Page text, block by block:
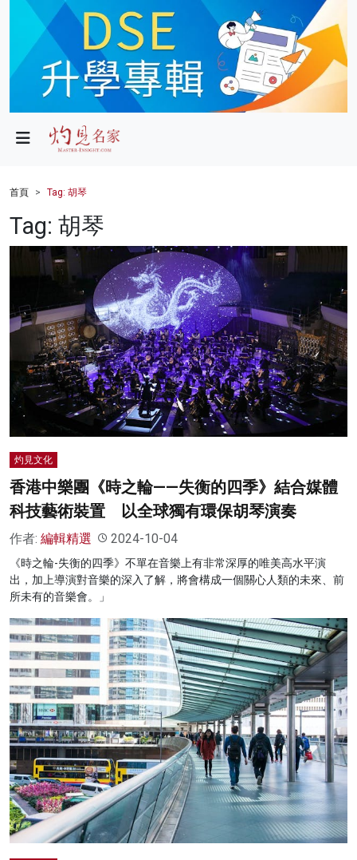
政局
財經
健康
商業
科技
影片
名家榜
灼見活動
首頁 Tag: 胡琴
Tag: 胡琴
灼見文化
香港中樂團《時之輪——失衡的四季》結合媒體
科技藝術裝置 以全球獨有環保胡琴演奏
作者: 編輯精選 2024-10-04
《時之輪-失衡的四季》不單在音樂上有非常深厚的唯美高水平演
出，加上導演對音樂的深入了解，將會構成一個關心人類的未來、前
所未有的音樂會。」